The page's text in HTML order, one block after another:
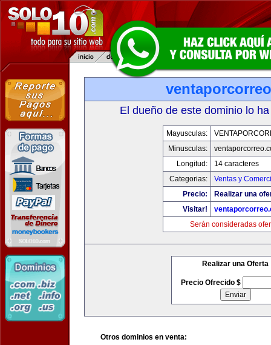
El dueño de este dominio lo
Mayusculas:
Minusculas:
Longitud:
14 caracteres
Categorias:
Ventas y
Precio:
Realizar una
Visitar!
Serán consideradas
Realizar una Oferta
Precio Ofrecido $
Otros dominios en venta: